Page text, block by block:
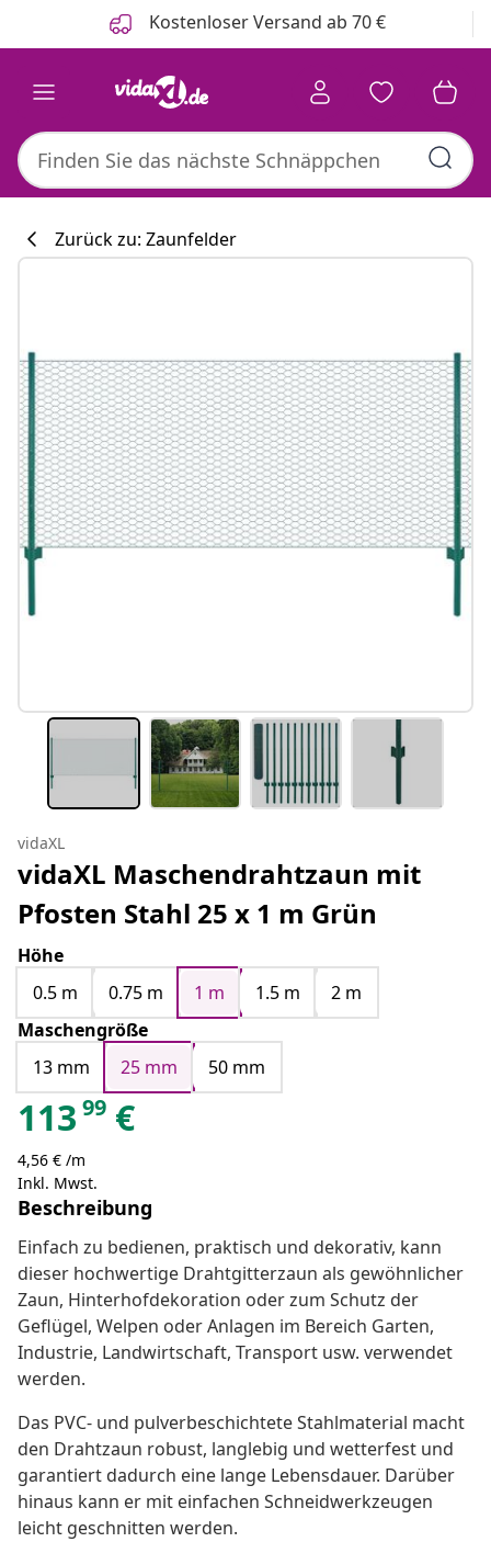
Kostenloser Versand ab 70 €
Zurück zu: Zaunfelder
vidaXL
vidaXL Maschendrahtzaun mit
Pfosten Stahl 25 x 1 m Grün
Höhe
0.5 m
0.75 m 1 m 1.5 m
2 m
Maschengröße
13 mm
25 mm 50 mm
113 99 €
4,56 € /m
Inkl. Mwst.
Beschreibung
Einfach zu bedienen, praktisch und dekorativ, kann
dieser hochwertige Drahtgitterzaun als gewöhnlicher
Zaun, Hinterhofdekoration oder zum Schutz der
Geflügel, Welpen oder Anlagen im Bereich Garten,
Industrie, Landwirtschaft, Transport usw. verwendet
werden.
Das PVC- und pulverbeschichtete Stahlmaterial macht
den Drahtzaun robust, langlebig und wetterfest und
garantiert dadurch eine lange Lebensdauer. Darüber
hinaus kann er mit einfachen Schneidwerkzeugen
leicht geschnitten werden.